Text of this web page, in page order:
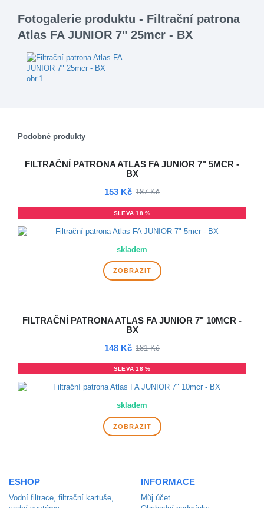
Fotogalerie produktu - Filtrační patrona
Atlas FA JUNIOR 7" 25mcr - BX
Podobné produkty
FILTRAČNÍ PATRONA ATLAS FA JUNIOR 7" 5MCR -
BX
153 Kč 187 Kč
SLEVA 18 %
skladem
ZOBRAZIT
FILTRAČNÍ PATRONA ATLAS FA JUNIOR 7" 10MCR -
BX
148 Kč 181 Kč
SLEVA 18 %
skladem
ZOBRAZIT
ESHOP
Vodní filtrace, filtrační kartuše,
INFORMACE
Můj účet